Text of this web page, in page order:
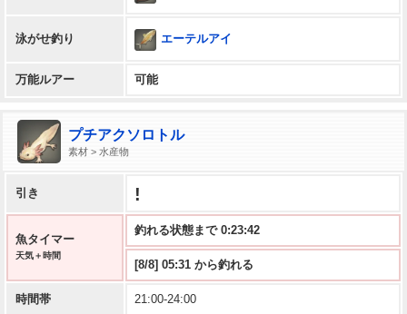
泳がせ釣り エーテルアイ
万能ルアー 可能
プチアクソロトル
素材 > 水産物
引き !
魚タイマー
天気＋時間
釣れる状態まで 0:23:41
[8/8] 05:31 から釣れる
時間帯 21:00-24:00